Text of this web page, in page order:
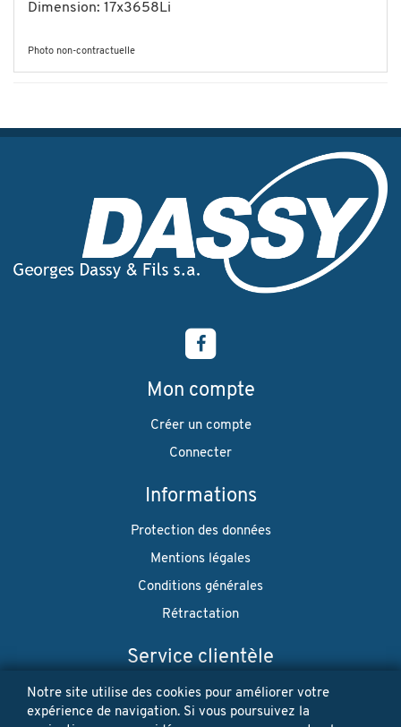
Dimension: 17x3658Li
Photo non-contractuelle
Mon compte
Créer un compte
Connecter
Informations
Protection des données
Mentions légales
Conditions générales
Rétractation
Service clientèle
Envoi
Notre site utilise des cookies pour améliorer votre
expérience de navigation. Si vous poursuivez la